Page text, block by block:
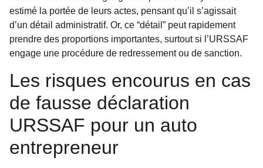
estimé la portée de leurs actes, pensant qu’il s’agissait
d’un détail administratif. Or, ce “détail” peut rapidement
prendre des proportions importantes, surtout si l’URSSAF
engage une procédure de redressement ou de sanction.
Les risques encourus en cas
de fausse déclaration
URSSAF pour un auto
entrepreneur